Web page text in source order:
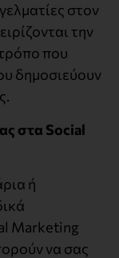
στον
την
που
δημοσιεύουν
στα Social
ή
Marketing
να σας